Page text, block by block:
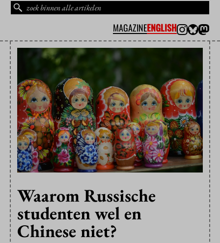
MAGAZINEENGLISH
Waarom Russische
studenten wel en
Chinese niet?